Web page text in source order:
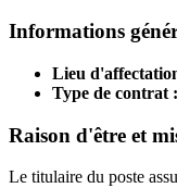
Informations
Lieu
Type de contrat :
Raison d'être et
Le titulaire du poste